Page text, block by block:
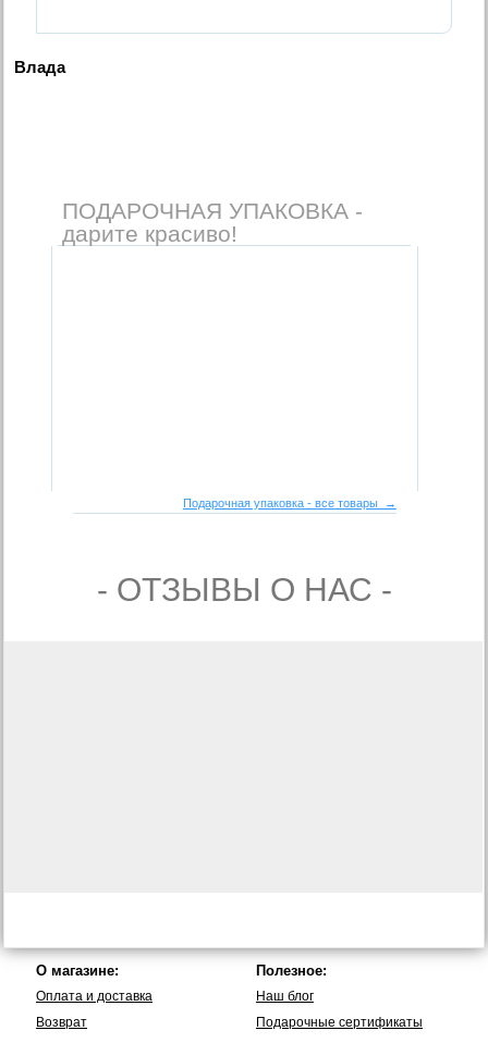
Влада
ПОДАРОЧНАЯ УПАКОВКА -
дарите красиво!
Подарочная упаковка - все товары →
- ОТЗЫВЫ О НАС -
О магазине:
Оплата и доставка
Возврат
Полезное:
Наш блог
Подарочные сертификаты